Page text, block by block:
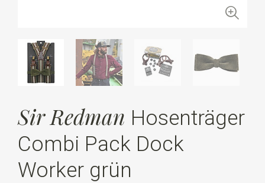
Sir Redman Hosenträger
Combi Pack Dock
Worker grün